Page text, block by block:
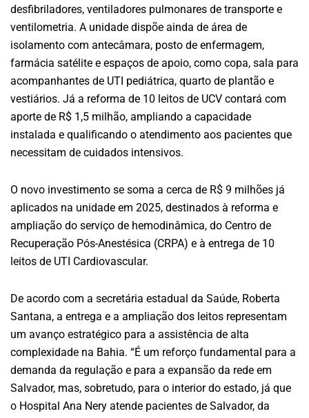
desfibriladores, ventiladores pulmonares de transporte e
ventilometria. A unidade dispõe ainda de área de
isolamento com antecâmara, posto de enfermagem,
farmácia satélite e espaços de apoio, como copa, sala para
acompanhantes de UTI pediátrica, quarto de plantão e
vestiários. Já a reforma de 10 leitos de UCV contará com
aporte de R$ 1,5 milhão, ampliando a capacidade
instalada e qualificando o atendimento aos pacientes que
necessitam de cuidados intensivos.
O novo investimento se soma a cerca de R$ 9 milhões já
aplicados na unidade em 2025, destinados à reforma e
ampliação do serviço de hemodinâmica, do Centro de
Recuperação Pós-Anestésica (CRPA) e à entrega de 10
leitos de UTI Cardiovascular.
De acordo com a secretária estadual da Saúde, Roberta
Santana, a entrega e a ampliação dos leitos representam
um avanço estratégico para a assistência de alta
complexidade na Bahia. “É um reforço fundamental para a
demanda da regulação e para a expansão da rede em
Salvador, mas, sobretudo, para o interior do estado, já que
o Hospital Ana Nery atende pacientes de Salvador, da